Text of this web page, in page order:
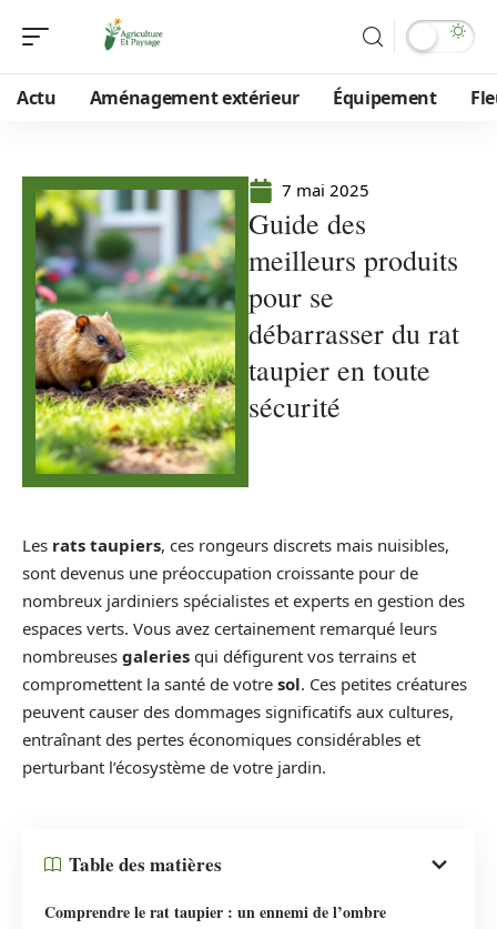
Actu Aménagement extérieur Équipement
7 mai 2025
Guide des
meilleurs produits
pour se
débarrasser du rat
taupier en toute
sécurité
Les rats taupiers, ces rongeurs discrets mais nuisibles,
sont devenus une préoccupation croissante pour de
nombreux jardiniers spécialistes et experts en gestion des
espaces verts. Vous avez certainement remarqué leurs
nombreuses galeries qui défigurent vos terrains et
compromettent la santé de votre sol. Ces petites créatures
peuvent causer des dommages significatifs aux cultures,
entraînant des pertes économiques considérables et
perturbant l’écosystème de votre jardin.
Table des matières
Comprendre le rat taupier : un ennemi de l’ombre